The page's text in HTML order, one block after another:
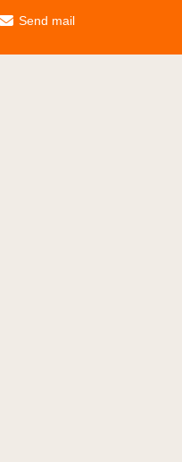
Send mail